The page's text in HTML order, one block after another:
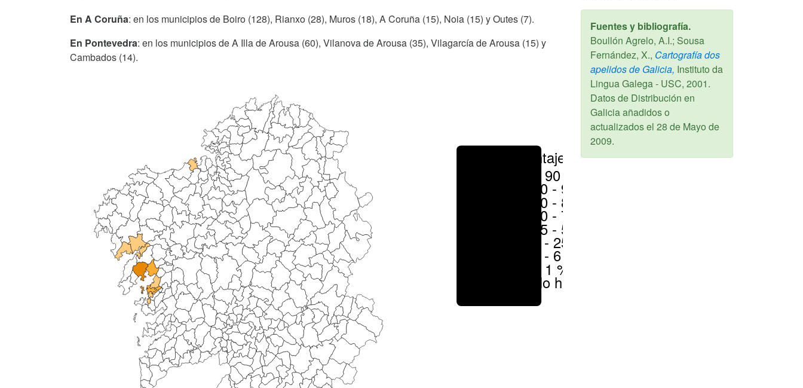
En A Coruña: en los municipios de Boiro (128), Rianxo (28), Muros (18), A Coruña (15), Noia (15) y Outes (7).
En Pontevedra: en los municipios de A Illa de Arousa (60), Vilanova de Arousa (35), Vilagarcía de Arousa (15) y
Cambados (14).
Porcentajes
> 90 %
80 - 90 %
70 - 80 %
50 - 70 %
25 - 50 %
6 - 25 %
1 - 6 %
< 1 %
No hay
Fuentes y bibliografía.
Boullón Agrelo, A.I.; Sousa
Fernández, X., Cartografía dos
apelidos de Galicia, Instituto da
Lingua Galega - USC, 2001.
Datos de Distribución en
Galicia añadidos o
actualizados el 28 de Mayo de
2009.